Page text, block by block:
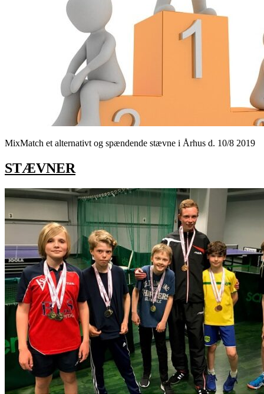
MixMatch et alternativt og spændende stævne i Århus d. 10/8 2019
STÆVNER